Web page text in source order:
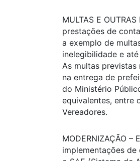
MULTAS E
prestações de
a exemplo de
inelegibilidade e
As multas
na entrega de
do Ministério
equivalentes, entre
Vereadores.
MODERNIZAÇÃO
implementações